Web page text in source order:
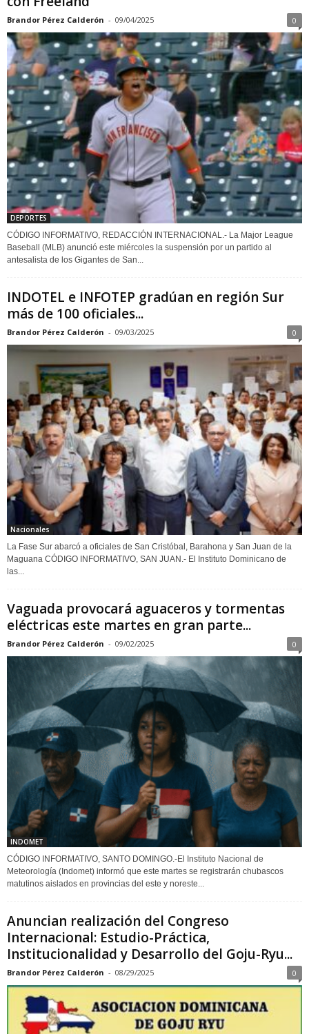
Brandor Pérez Calderón - 09/04/2025 0
DEPORTES
CÓDIGO INFORMATIVO, REDACCIÓN INTERNACIONAL.- La Major League
Baseball (MLB) anunció este miércoles la suspensión por un partido al
antesalista de los Gigantes de San...
INDOTEL e INFOTEP gradúan en región Sur
más de 100 oficiales...
Brandor Pérez Calderón - 09/03/2025 0
Nacionales
La Fase Sur abarcó a oficiales de San Cristóbal, Barahona y San Juan de la
Maguana CÓDIGO INFORMATIVO, SAN JUAN.- El Instituto Dominicano de
las...
Vaguada provocará aguaceros y tormentas
eléctricas este martes en gran parte...
Brandor Pérez Calderón - 09/02/2025 0
INDOMET
CÓDIGO INFORMATIVO, SANTO DOMINGO.-El Instituto Nacional de
Meteorología (Indomet) informó que este martes se registrarán chubascos
matutinos aislados en provincias del este y noreste...
Anuncian realización del Congreso
Internacional: Estudio-Práctica,
Institucionalidad y Desarrollo del Goju-Ryu...
Brandor Pérez Calderón - 08/29/2025 0